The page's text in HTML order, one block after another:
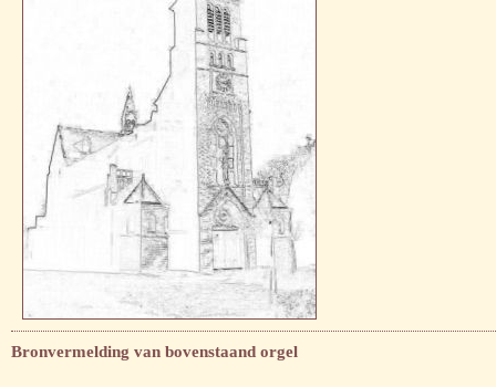
Bronvermelding van bovenstaand orgel